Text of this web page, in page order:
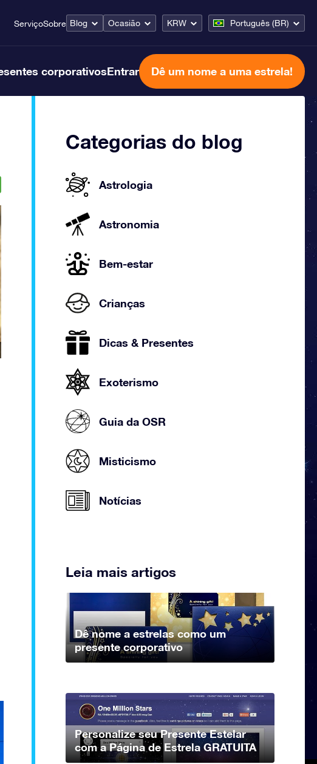
ServiçoSobre Blog Ocasião KRW Português (BR)
corporativosEntrar Dê um nome a uma estrela!
Categorias do blog
Astrologia
Astronomia
Bem-estar
Crianças
Dicas & Presentes
Exoterismo
Guia da OSR
Misticismo
Notícias
Leia mais artigos
Dê nome a estrelas como um
presente corporativo
Personalize seu Presente Estelar
com a Página de Estrela GRATUITA